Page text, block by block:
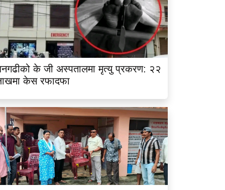
के जी अस्पतालमा मृत्यु प्रकरण: २२
केस रफादफा